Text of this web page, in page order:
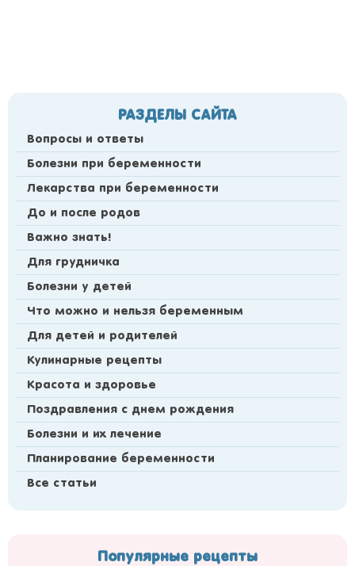
РАЗДЕЛЫ САЙТА
Вопросы и ответы
Болезни при беременности
Лекарства при беременности
До и после родов
Важно знать!
Для грудничка
Болезни у детей
Что можно и нельзя беременным
Для детей и родителей
Кулинарные рецепты
Красота и здоровье
Поздравления с днем рождения
Болезни и их лечение
Планирование беременности
Все статьи
Популярные рецепты